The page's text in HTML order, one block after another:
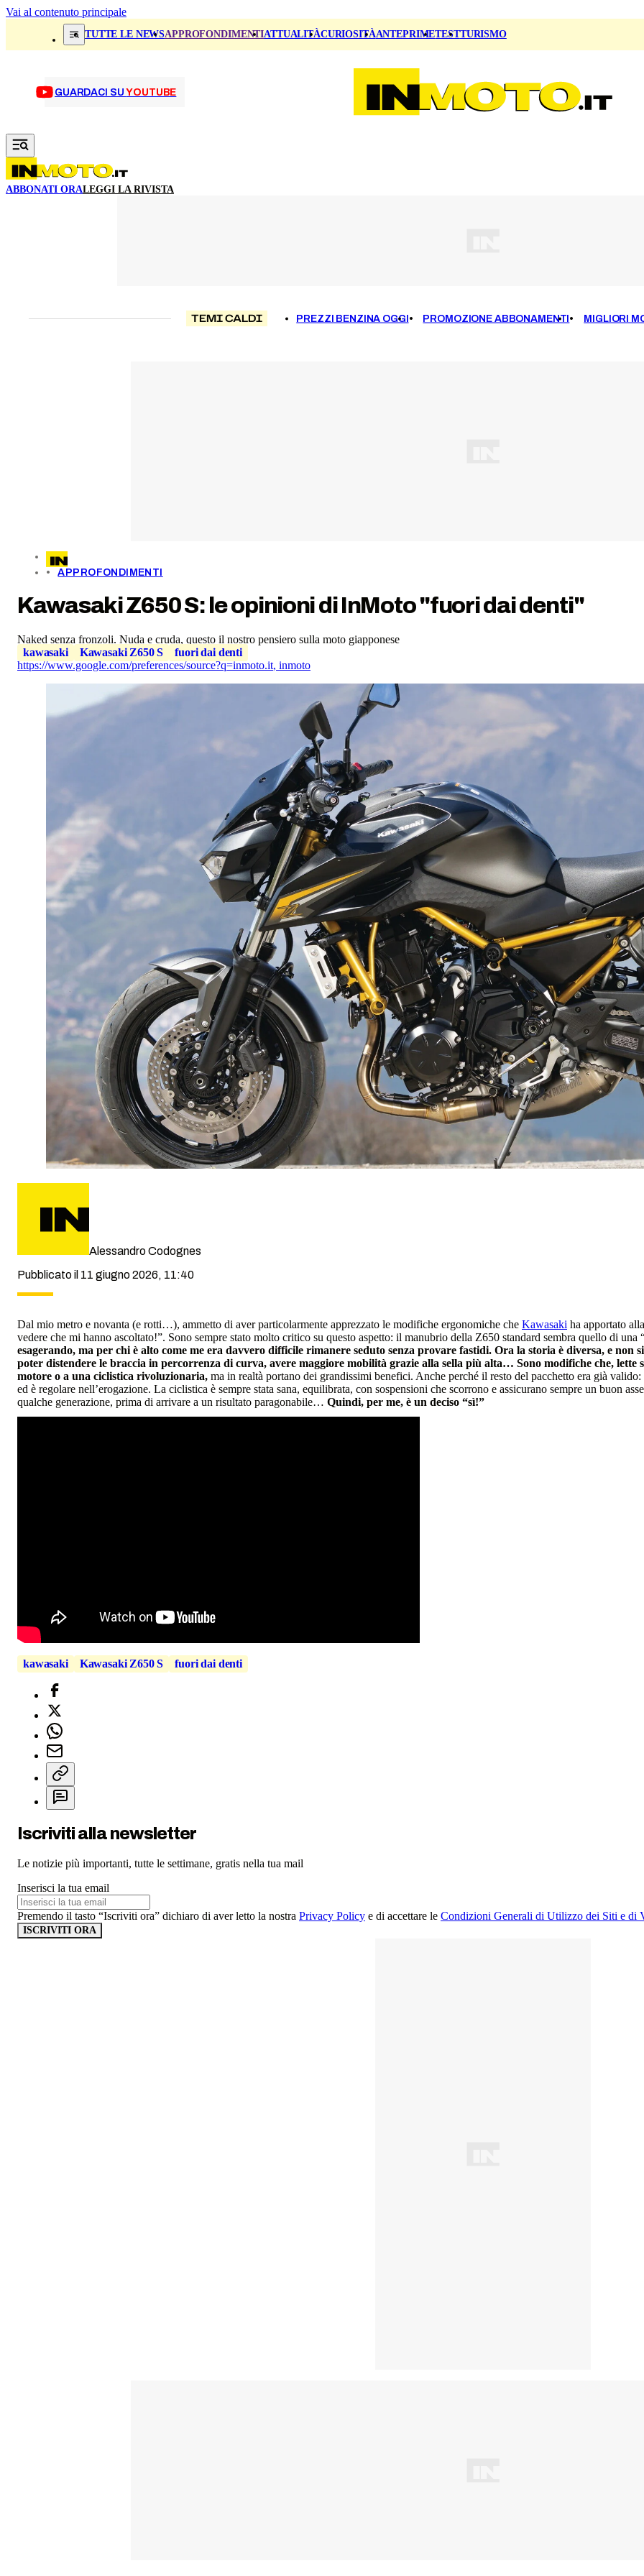
Vai al contenuto principale
TUTTE LE NEWSAPPROFONDIMENTIATTUALITÀCURIOSITÀANTEPRIMETESTTURISMO
GUARDACI SUYOUTUBE
ABBONATI ORALEGGI LA RIVISTA
TEMI CALDI PREZZI BENZINA OGGI PROMOZIONE ABBONAMENTI MIGLIORI
APPROFONDIMENTI
Kawasaki Z650 S: le opinioni di InMoto "fuori dai denti"
Naked senza fronzoli. Nuda e cruda, questo il nostro pensiero sulla moto giapponese
kawasaki
Kawasaki Z650 S
fuori dai denti
https://www.google.com/preferences/source?q=inmoto.it, inmoto
Alessandro Codognes
Pubblicato il 11 giugno 2026, 11:40
Dal mio metro e novanta (e rotti…), ammetto di aver particolarmente apprezzato le modifiche ergonomiche che Kawasaki ha apportato
vedere che mi hanno ascoltato!”. Sono sempre stato molto critico su questo aspetto: il manubrio della Z650 standard sembra quello di una
esagerando, ma per chi è alto come me era davvero difficile rimanere seduto senza provare fastidi. Ora la storia è diversa, e
poter distendere le braccia in percorrenza di curva, avere maggiore mobilità grazie alla sella più alta… Sono modifiche che, lette
motore o a una ciclistica rivoluzionaria, ma in realtà portano dei grandissimi benefici. Anche perché il resto del pacchetto era già
ed è regolare nell’erogazione. La ciclistica è sempre stata sana, equilibrata, con sospensioni che scorrono e assicurano sempre un buon
qualche generazione, prima di arrivare a un risultato paragonabile… Quindi, per me, è un deciso “sì!”
kawasaki Kawasaki Z650 S fuori dai denti
Iscriviti alla newsletter
Le notizie più importanti, tutte le settimane, gratis nella tua mail
Inserisci la tua email
Premendo il tasto “Iscriviti ora” dichiaro di aver letto la nostra Privacy Policy e di accettare le Condizioni Generali di Utilizzo dei Siti e di
ISCRIVITI ORA